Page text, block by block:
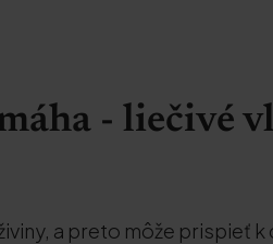
- liečivé
a preto môže prispieť k